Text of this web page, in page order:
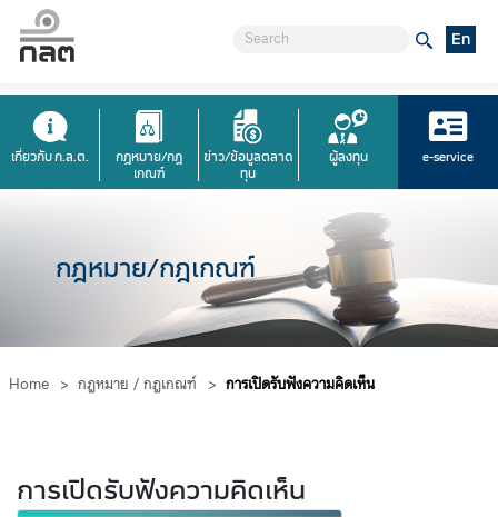
En
เกี่ยวกับ ก.ล.ต.
กฎหมาย/กฎ
เกณฑ์
ข่าว/ข้อมูลตลาด
ทุน
ผู้ลงทุน e-service
กฎหมาย/กฎเกณฑ์
Home > กฎหมาย / กฎเกณฑ์ > การเปิดรับฟังความคิดเห็น
การเปิดรับฟังความคิดเห็น